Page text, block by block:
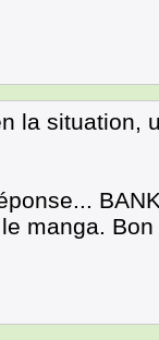
la situation,
manga.